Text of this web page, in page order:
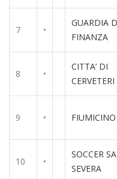
7 •
GUARDIA
FINANZA
8 •
CITTA’ DI
CERVETERI
9 • FIUMICINO
10 •
SOCCER
SEVERA